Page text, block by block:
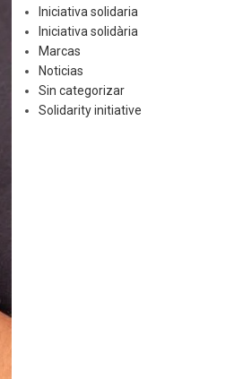
Iniciativa solidaria
Iniciativa solidària
Marcas
Noticias
Sin categorizar
Solidarity initiative